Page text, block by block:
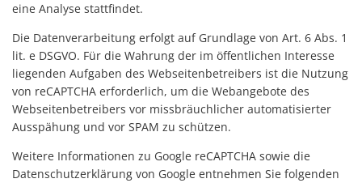
eine Analyse stattfindet.
Die Datenverarbeitung erfolgt auf Grundlage von Art. 6 Abs. 1
lit. e DSGVO. Für die Wahrung der im öffentlichen Interesse
liegenden Aufgaben des Webseitenbetreibers ist die Nutzung
von reCAPTCHA erforderlich, um die Webangebote des
Webseitenbetreibers vor missbräuchlicher automatisierter
Ausspähung und vor SPAM zu schützen.
Weitere Informationen zu Google reCAPTCHA sowie die
Datenschutzerklärung von Google entnehmen Sie folgenden